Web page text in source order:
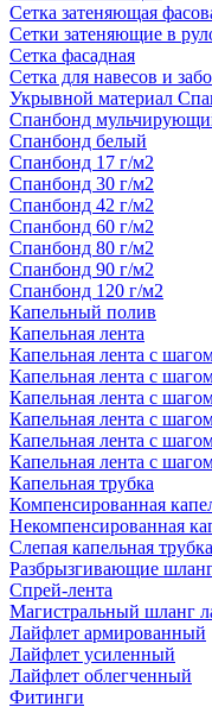
Сетка затеняющая
Сетки затеняющие в
Сетка фасадная
Сетка для навесов и
Укрывной материал
Спанбонд
Спанбонд белый
Спанбонд 17 г/м2
Спанбонд 30 г/м2
Спанбонд 42 г/м2
Спанбонд 60 г/м2
Спанбонд 80 г/м2
Спанбонд 90 г/м2
Спанбонд 120 г/м2
Капельный полив
Капельная лента
Капельная лента с
Капельная лента с
Капельная лента с
Капельная лента с
Капельная лента с
Капельная лента с
Капельная трубка
Компенсированная
Некомпенсированная
Слепая капельная трубка
Разбрызгивающие
Спрей-лента
Магистральный шланг
Лайфлет армированный
Лайфлет усиленный
Лайфлет облегченный
Фитинги